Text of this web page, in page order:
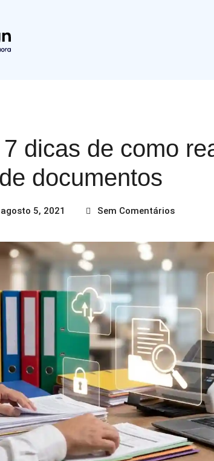
dicas de como
documentos
agosto 5, 2021 Sem Comentários